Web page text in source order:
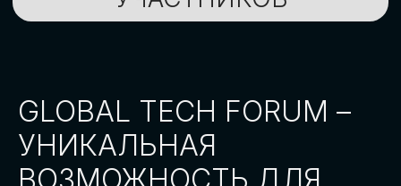
СТАТЬ СПИКЕРОМ
Оставьте заявку, наши менеджеры